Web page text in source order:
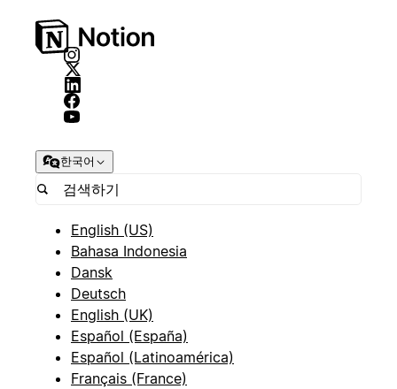
한국어
English (US)
Bahasa Indonesia
Dansk
Deutsch
English (UK)
Español (España)
Español (Latinoamérica)
Français (France)